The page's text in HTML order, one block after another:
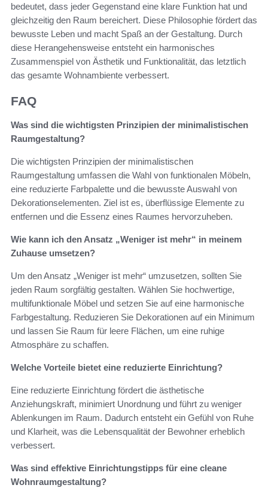
bedeutet, dass jeder Gegenstand eine klare Funktion hat und
gleichzeitig den Raum bereichert. Diese Philosophie fördert das
bewusste Leben und macht Spaß an der Gestaltung. Durch
diese Herangehensweise entsteht ein harmonisches
Zusammenspiel von Ästhetik und Funktionalität, das letztlich
das gesamte Wohnambiente verbessert.
FAQ
Was sind die wichtigsten Prinzipien der minimalistischen
Raumgestaltung?
Die wichtigsten Prinzipien der minimalistischen
Raumgestaltung umfassen die Wahl von funktionalen Möbeln,
eine reduzierte Farbpalette und die bewusste Auswahl von
Dekorationselementen. Ziel ist es, überflüssige Elemente zu
entfernen und die Essenz eines Raumes hervorzuheben.
Wie kann ich den Ansatz „Weniger ist mehr“ in meinem
Zuhause umsetzen?
Um den Ansatz „Weniger ist mehr“ umzusetzen, sollten Sie
jeden Raum sorgfältig gestalten. Wählen Sie hochwertige,
multifunktionale Möbel und setzen Sie auf eine harmonische
Farbgestaltung. Reduzieren Sie Dekorationen auf ein Minimum
und lassen Sie Raum für leere Flächen, um eine ruhige
Atmosphäre zu schaffen.
Welche Vorteile bietet eine reduzierte Einrichtung?
Eine reduzierte Einrichtung fördert die ästhetische
Anziehungskraft, minimiert Unordnung und führt zu weniger
Ablenkungen im Raum. Dadurch entsteht ein Gefühl von Ruhe
und Klarheit, was die Lebensqualität der Bewohner erheblich
verbessert.
Was sind effektive Einrichtungstipps für eine cleane
Wohnraumgestaltung?